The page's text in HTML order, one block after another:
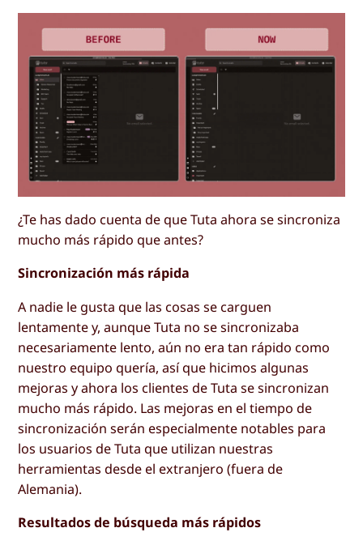
¿Te has dado cuenta de que Tuta ahora se sincroniza
mucho más rápido que antes?
Sincronización más rápida
A nadie le gusta que las cosas se carguen
lentamente y, aunque Tuta no se sincronizaba
necesariamente lento, aún no era tan rápido como
nuestro equipo quería, así que hicimos algunas
mejoras y ahora los clientes de Tuta se sincronizan
mucho más rápido. Las mejoras en el tiempo de
sincronización serán especialmente notables para
los usuarios de Tuta que utilizan nuestras
herramientas desde el extranjero (fuera de
Alemania).
Resultados de búsqueda más rápidos